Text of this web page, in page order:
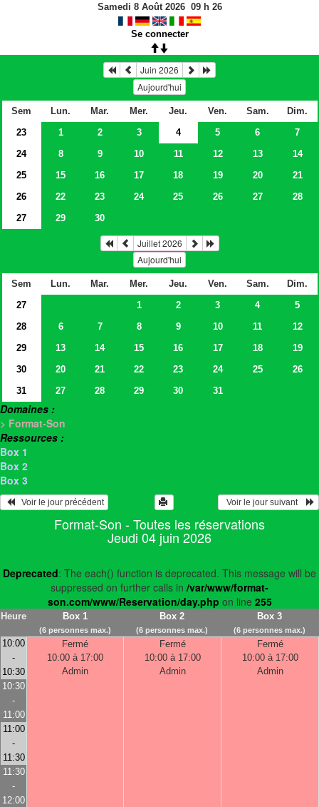
Samedi 8 Août 2026 09h 26
Se connecter
Juin 2026
Aujourd'hui
Sem Lun. Mar. Mer. Jeu. Ven. Sam.
Dim.
23
1 2 3 4 5 6
7
24
8 9 10 11 12 13
14
25
15 16 17 18 19 20
21
26
22 23 24 25 26 27
28
27
29 30
Juillet 2026
Aujourd'hui
Sem Lun. Mar. Mer. Jeu. Ven. Sam.
Dim.
27
1 2 3 4
5
28
6 7 8 9 10 11
12
29
13 14 15 16 17 18
19
30
20 21 22 23 24 25
26
31
27 28 29 30 31
Domaines :
> Format-Son
Ressources :
Box 1
Box 2
Box 3
   Voir le jour précédent
  Voir le jour suivant
Format-Son - Toutes les réservations
Jeudi 04 juin 2026
Deprecated: The each() function is deprecated. This message will be
suppressed on further calls in /var/www/format-
son.com/www/Reservation/day.php on line 255
Heure Box 1
(6 personnes max.)
Box 2
(6 personnes max.)
Box 3
(6 personnes max.)
10:00
-
10:30
Fermé
10:00 à 17:00
Admin
Fermé
10:00 à 17:00
Admin
Fermé
10:00 à 17:00
Admin
10:30
-
11:00
11:00
-
11:30
11:30
-
12:00